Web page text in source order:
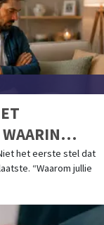
het eerste stel dat
“Waarom jullie